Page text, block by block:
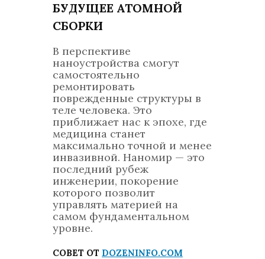
БУДУЩЕЕ АТОМНОЙ
СБОРКИ
В перспективе
наноустройства смогут
самостоятельно
ремонтировать
поврежденные структуры в
теле человека. Это
приближает нас к эпохе, где
медицина станет
максимально точной и менее
инвазивной. Наномир — это
последний рубеж
инженерии, покорение
которого позволит
управлять материей на
самом фундаментальном
уровне.
СОВЕТ ОТ DOZENINFO.COM